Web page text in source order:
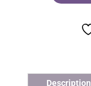
Enfant
Description